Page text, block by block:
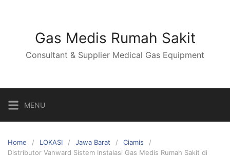
Gas Medis Rumah Sakit
Consultant & Supplier Medical Gas Equipment
MENU
Home LOKASI Jawa Barat
Ciamis
Distributor Vanward Sistem Instalasi Gas Medis Rumah Sakit di